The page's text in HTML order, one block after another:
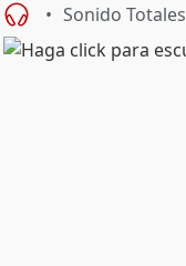
Sonido Totales